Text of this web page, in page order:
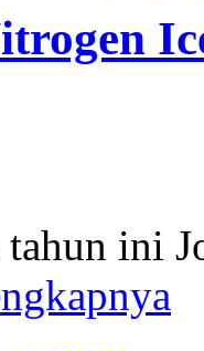
tahun ini